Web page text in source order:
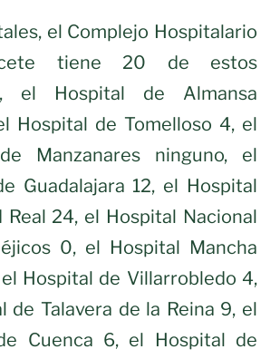
el Complejo Hospitalario
tiene 20 de estos
el Hospital de Almansa
Hospital de Tomelloso 4, el
Manzanares ninguno, el
Guadalajara 12, el Hospital
Real 24, el Hospital Nacional
0, el Hospital Mancha
Hospital de Villarrobledo 4,
de Talavera de la Reina 9, el
Cuenca 6, el Hospital de